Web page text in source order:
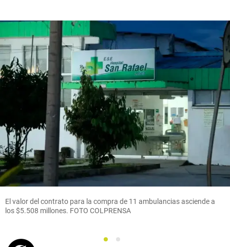
El valor del contrato para la compra de 11 ambulancias asciende a
los $5.508 millones. FOTO COLPRENSA
1
2